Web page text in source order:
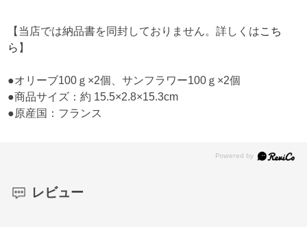
【当店では納品書を同封しておりません。詳しくはこち
ら 】
●オリーブ100ｇ×2個、サンフラワー100ｇ×2個
●商品サイズ：約 15.5×2.8×15.3cm
●原産国：フランス
レビュー